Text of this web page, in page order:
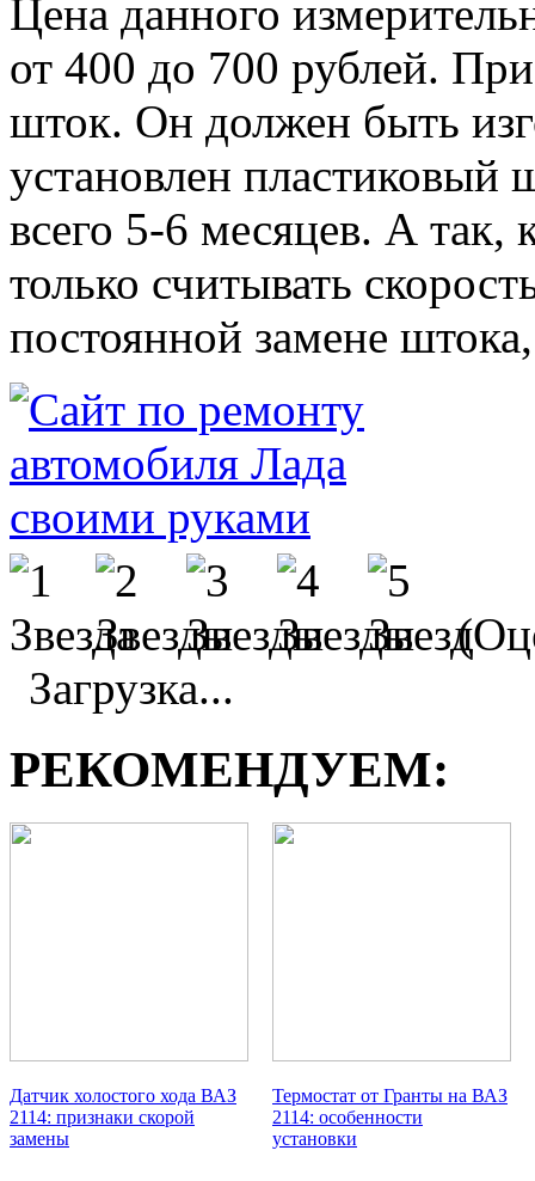
Цена данного
от 400 до 700 рублей.
шток. Он должен быть
установлен пластиковый
всего 5-6 месяцев. А так,
только считывать
постоянной замене
Загрузка...
РЕКОМЕНДУЕМ:
Датчик холостого хода ВАЗ
2114: признаки скорой
замены
Термостат от Гранты на ВАЗ
2114: особенности
установки